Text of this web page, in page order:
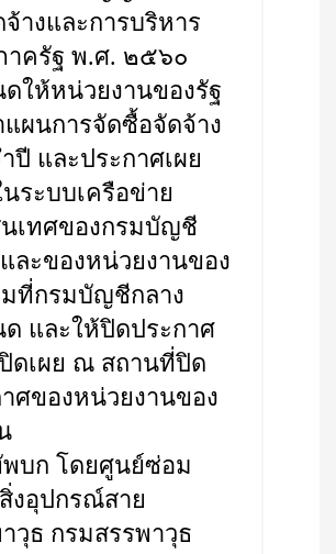
างและการบริหาร
าครัฐ พ.ศ. ๒๕๖๐
ให้หน่วยงานของรัฐ
ผนการจัดซื้อจัดจ้าง
ปี และประกาศเผย
ระบบเครือข่าย
นเทศของกรมบัญชี
ละของหน่วยงานของ
มที่กรมบัญชีกลาง
และให้ปิดประกาศ
ดเผย ณ สถานที่ปิด
ศของหน่วยงานของ
พบก โดยศูนย์ซ่อม
งอุปกรณ์สาย
วุธ กรมสรรพาวุธ